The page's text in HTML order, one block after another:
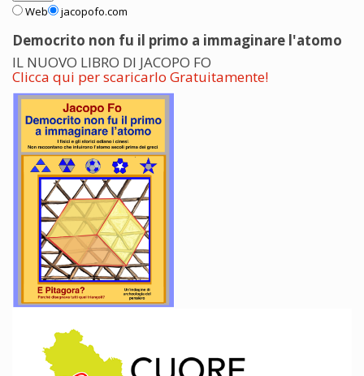
Web jacopofo.com
Democrito non fu il primo a immaginare l'atomo
IL NUOVO LIBRO DI JACOPO FO
Clicca qui per scaricarlo Gratuitamente!